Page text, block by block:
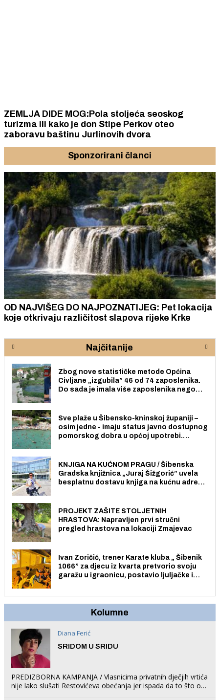
ZEMLJA DIDE MOG:Pola stoljeća seoskog
turizma ili kako je don Stipe Perkov oteo
zaboravu baštinu Jurlinovih dvora
Sponzorirani članci
OD NAJVIŠEG DO NAJPOZNATIJEG: Pet lokacija
koje otkrivaju različitost slapova rijeke Krke
Najčitanije
Zbog nove statističke metode Općina
Civljane „izgubila” 46 od 74 zaposlenika.
Do sada je imala više zaposlenika nego
Sve plaže u Šibensko-kninskoj županiji –
osim jedne - imaju status javno dostupnog
pomorskog dobra u općoj upotrebi.
KNJIGA NA KUĆNOM PRAGU / Šibenska
Gradska knjižnica „Juraj Šižgorić” uvela
besplatnu dostavu knjiga na kućnu adresu
PROJEKT ZAŠITE STOLJETNIH
HRASTOVA: Napravljen prvi stručni
pregled hrastova na lokaciji Zmajevac
Ivan Zoričić, trener Karate kluba „ Šibenik
1066” za djecu iz kvarta pretvorio svoju
garažu u igraonicu, postavio ljuljačke i
Kolumne
Diana Ferić
SRIDOM U SRIDU
PREDIZBORNA KAMPANJA / Vlasnicima privatnih dječjih vrtića
nije lako slušati Restovićeva obećanja jer ispada da to što oni